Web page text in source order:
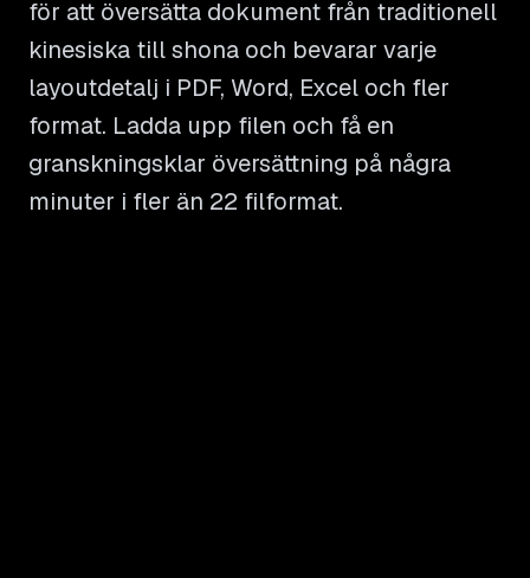
för att översätta dokument från traditionell
kinesiska till shona och bevarar varje
layoutdetalj i PDF, Word, Excel och fler
format. Ladda upp filen och få en
granskningsklar översättning på några
minuter i fler än 22 filformat.